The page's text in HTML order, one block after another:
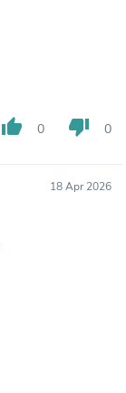
thumb_up 0 thumb_down 0
18 Apr 2026